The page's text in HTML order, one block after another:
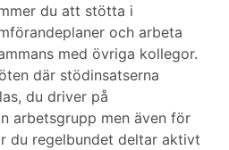
du att stötta i
och arbeta
med övriga kollegor.
där stödinsatserna
du driver på
arbetsgrupp men även för
du regelbundet deltar aktivt